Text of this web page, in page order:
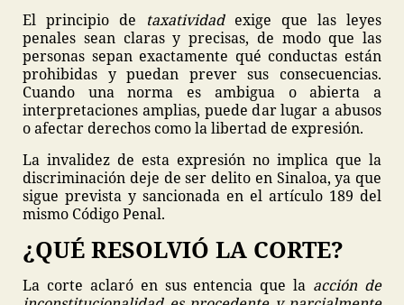
El principio de taxatividadexige que las leyes
penales sean claras y precisas, de modo que las
personas sepan exactamente qué conductas están
prohibidas y puedan prever sus consecuencias.
Cuando una norma es ambigua o abierta a
interpretaciones amplias, puede dar lugar a abusos
o afectar derechos como la libertad de expresión.
La invalidez de esta expresión no implica que la
discriminación deje de ser delito en Sinaloa, ya que
sigue prevista y sancionada en el artículo 189 del
mismo Código Penal.
¿QUÉ RESOLVIÓ LA CORTE?
La corte aclaró en sus entencia que la acción de